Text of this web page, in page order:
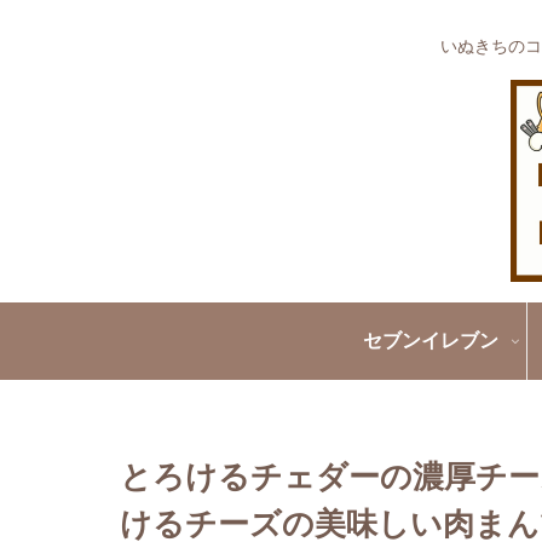
いぬきちの
セブンイレブン
とろけるチェダーの濃厚チ
けるチーズの美味しい肉ま